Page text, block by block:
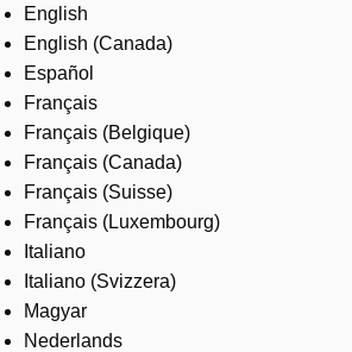
Careers
English
English (Canada)
Español
Français
Français (Belgique)
Français (Canada)
Français (Suisse)
Français (Luxembourg)
Italiano
Italiano (Svizzera)
Magyar
Nederlands